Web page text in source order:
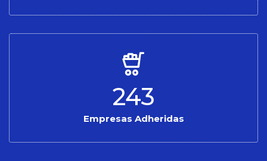
243
Empresas Adheridas